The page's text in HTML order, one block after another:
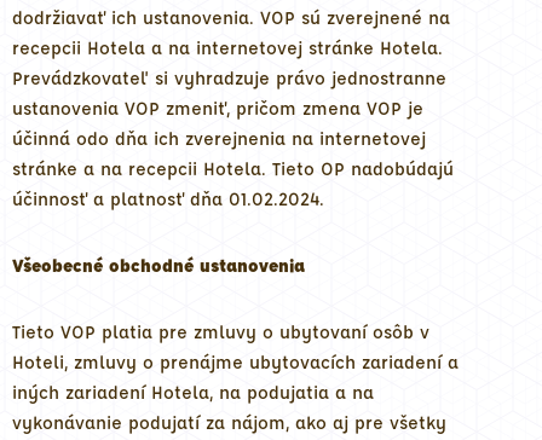
dodržiavať ich ustanovenia. VOP sú zverejnené na
recepcii Hotela a na internetovej stránke Hotela.
Prevádzkovateľ si vyhradzuje právo jednostranne
ustanovenia VOP zmeniť, pričom zmena VOP je
účinná odo dňa ich zverejnenia na internetovej
stránke a na recepcii Hotela. Tieto OP nadobúdajú
účinnosť a platnosť dňa 01.02.2024.
Všeobecné obchodné ustanovenia
Tieto VOP platia pre zmluvy o ubytovaní osôb v
Hoteli, zmluvy o prenájme ubytovacích zariadení a
iných zariadení Hotela, na podujatia a na
vykonávanie podujatí za nájom, ako aj pre všetky